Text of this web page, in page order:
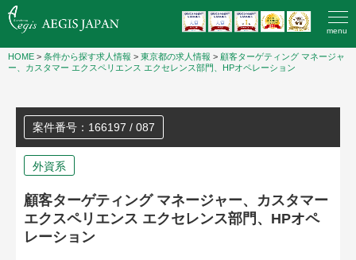
menu
HOME > 条件から探す求人情報 > 東京都の求人情報 > 顧客ターゲティング マネージャ
ー、カスタマー エクスペリエンス エクセレンス部門、HPオペレーション
案件番号：166197 / 087
外資系
顧客ターゲティング マネージャー、カスタマー
エクスペリエンス エクセレンス部門、HPオペ
レーション